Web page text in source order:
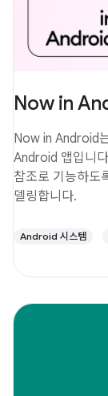
Now in
Now in Android
Android 앱입니
참조로 기능하도
델링합니다.
Android 시스템